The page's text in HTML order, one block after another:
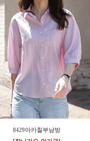
8429아카칠부남방